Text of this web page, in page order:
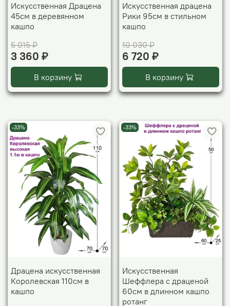
Искусственная Драцена
45см в деревянном
кашпо
5 015 ₽
3 360 ₽
В корзину
Искусственная драцена
Рики 95см в стильном
кашпо
10 030 ₽
6 720 ₽
В корзину
-33%
Драцена искусственная
Королевская 110см в
кашпо
-33%
Искусственная
Шеффлера с драценой
60см в длинном кашпо
ротанг